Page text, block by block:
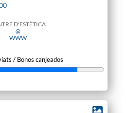
D'ESTÈTICA
@
WWW
/ Bonos canjeados